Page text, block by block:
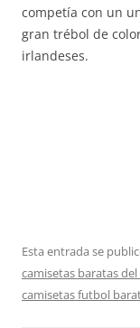
competía con un
gran trébol de
irlandeses.
Esta entrada se
camisetas baratas
camisetas futbol